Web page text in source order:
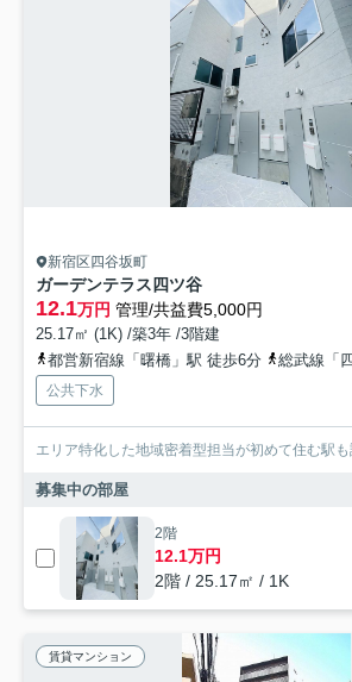
新宿区四谷坂町
ガーデンテラス四ツ谷
12.1万円 管理/共益費5,000円
25.17㎡ (1K) /築3年 /3階建
都営新宿線「曙橋」駅 徒歩6分
総武線「
公共下水
エリア特化した地域密着型担当が初めて住む駅
募集中の部屋
2階
12.1万円
2階 / 25.17㎡ / 1K
賃貸マンション